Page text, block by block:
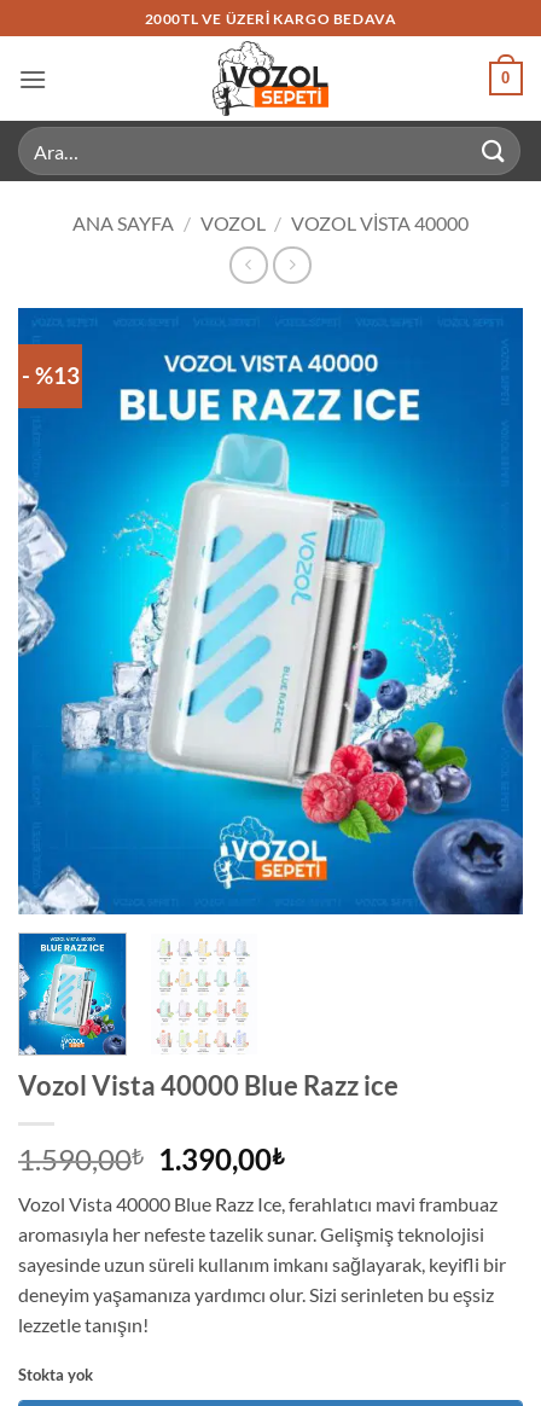
atla
2000TL VE ÜZERI KARGO BEDAVA
0
Ara:
ANA SAYFA / VOZOL / VOZOL VISTA 40000
- %13
Vozol Vista 40000 Blue Razz ice
1.590,00₺
Orijinal
1.590,00₺.
1.390,00₺Şu
fiyat:
1.390,00₺.
Vozol Vista 40000 Blue Razz Ice, ferahlatıcı mavi frambuaz
aromasıyla her nefeste tazelik sunar. Gelişmiş teknolojisi
sayesinde uzun süreli kullanım imkanı sağlayarak, keyifli bir
deneyim yaşamanıza yardımcı olur. Sizi serinleten bu eşsiz
lezzetle tanışın!
Stokta yok